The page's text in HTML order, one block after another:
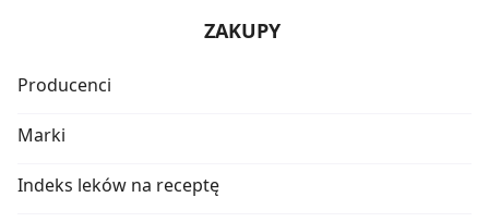
ZAKUPY
Producenci
Marki
Indeks leków na receptę